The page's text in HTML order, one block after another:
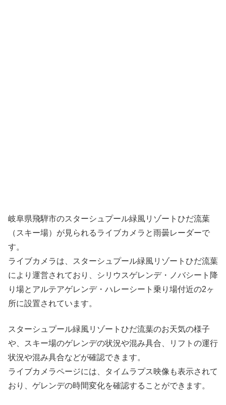
岐阜県飛騨市のスターシュプール緑風リゾートひだ流葉
（スキー場）が見られるライブカメラと雨曇レーダーで
す。
ライブカメラは、スターシュプール緑風リゾートひだ流葉
により運営されており、シリウスゲレンデ・ノバシート降
り場とアルテアゲレンデ・ハレーシート乗り場付近の2ヶ
所に設置されています。
スターシュプール緑風リゾートひだ流葉のお天気の様子
や、スキー場のゲレンデの状況や混み具合、リフトの運行
状況や混み具合などが確認できます。
ライブカメラページには、タイムラプス映像も表示されて
おり、ゲレンデの時間変化を確認することができます。